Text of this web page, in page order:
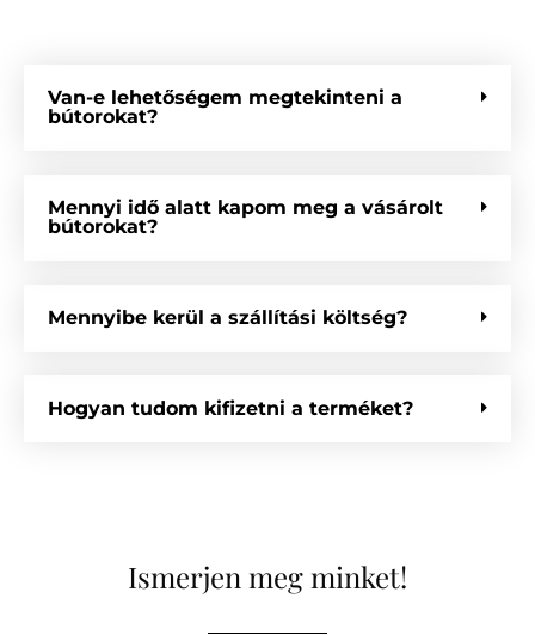
Van-e lehetőségem megtekinteni a
bútorokat?
Mennyi idő alatt kapom meg a vásárolt
bútorokat?
Mennyibe kerül a szállítási költség?
Hogyan tudom kifizetni a terméket?
Ismerjen meg minket!